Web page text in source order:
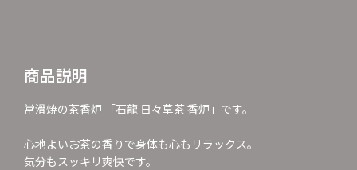
商品説明
常滑焼の茶香炉 「石龍 日々草茶 香炉」です。
心地よいお茶の香りで身体も心もリラックス。
気分もスッキリ爽快です。